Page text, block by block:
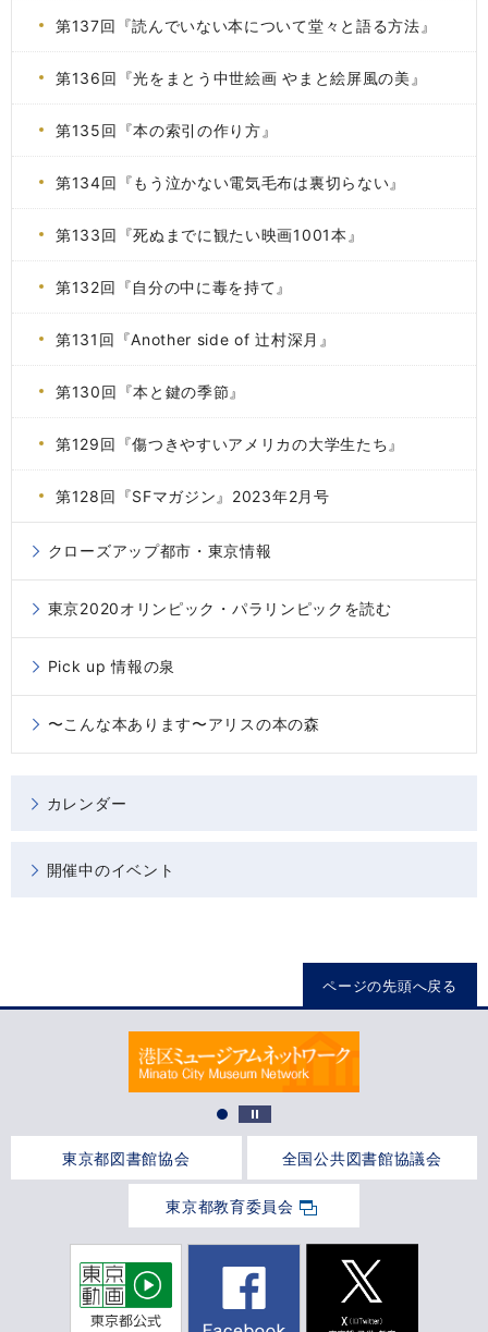
第137回『読んでいない本について堂々と語る方法』
第136回『光をまとう中世絵画 やまと絵屏風の美』
第135回『本の索引の作り方』
第134回『もう泣かない電気毛布は裏切らない』
第133回『死ぬまでに観たい映画1001本』
第132回『自分の中に毒を持て』
第131回『Another side of 辻村深月』
第130回『本と鍵の季節』
第129回『傷つきやすいアメリカの大学生たち』
第128回『SFマガジン』2023年2月号
クローズアップ都市・東京情報
東京2020オリンピック・パラリンピックを読む
Pick up 情報の泉
〜こんな本あります〜アリスの本の森
カレンダー
開催中のイベント
ページの先頭へ戻る
東京都図書館協会 全国公共図書館協議会
東京都教育委員会